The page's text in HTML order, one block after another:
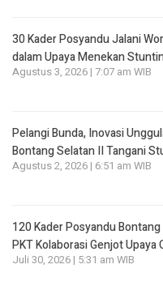
30 Kader Posyandu Jalani
dalam Upaya Menekan
Agustus 3, 2026 | 7:07 am WIB
Pelangi Bunda, Inovasi
Bontang Selatan II Tangani
Agustus 2, 2026 | 6:51 am WIB
120 Kader Posyandu
PKT Kolaborasi Genjot
Juli 30, 2026 | 5:31 am WIB